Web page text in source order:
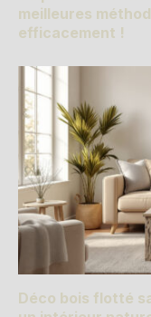
meilleures
efficacement !
Déco bois flotté